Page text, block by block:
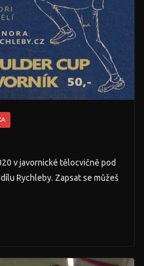
v javornické tělocvičně pod
Rychleby. Zapsat se můžeš